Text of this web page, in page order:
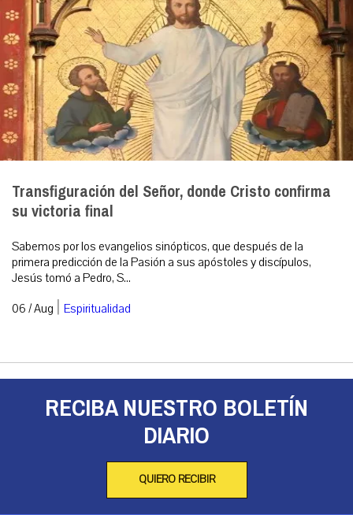
Transfiguración del Señor, donde Cristo confirma
su victoria final
Sabemos por los evangelios sinópticos, que después de la
primera predicción de la Pasión a sus apóstoles y discípulos,
Jesús tomó a Pedro, S...
06 / Aug | Espiritualidad
RECIBA NUESTRO BOLETÍN
DIARIO
QUIERO RECIBIR